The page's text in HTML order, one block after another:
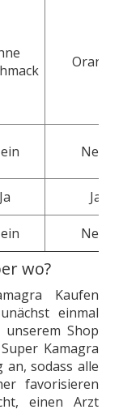
Orange
Nein
Ja
Ja
Nein
wo?
Kaufen
einmal
Shop
Kamagra
sodass alle
favorisieren
einen Arzt